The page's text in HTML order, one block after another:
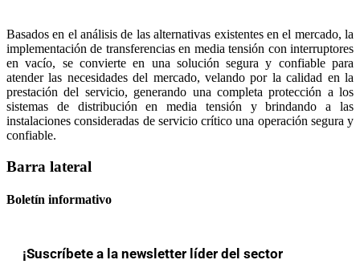
Basados en el análisis de las alternativas existentes en el mercado, la
implementación de transferencias en media tensión con interruptores
en vacío, se convierte en una solución segura y confiable para
atender las necesidades del mercado, velando por la calidad en la
prestación del servicio, generando una completa protección a los
sistemas de distribución en media tensión y brindando a las
instalaciones consideradas de servicio crítico una operación segura y
confiable.
Barra lateral
Boletín informativo
¡Suscríbete a la newsletter líder del sector